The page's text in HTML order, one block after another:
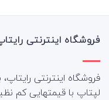
فروشگاه اینترنتی
فروشگاه اینترنتی
لپتاپ با قیمتهایی کم